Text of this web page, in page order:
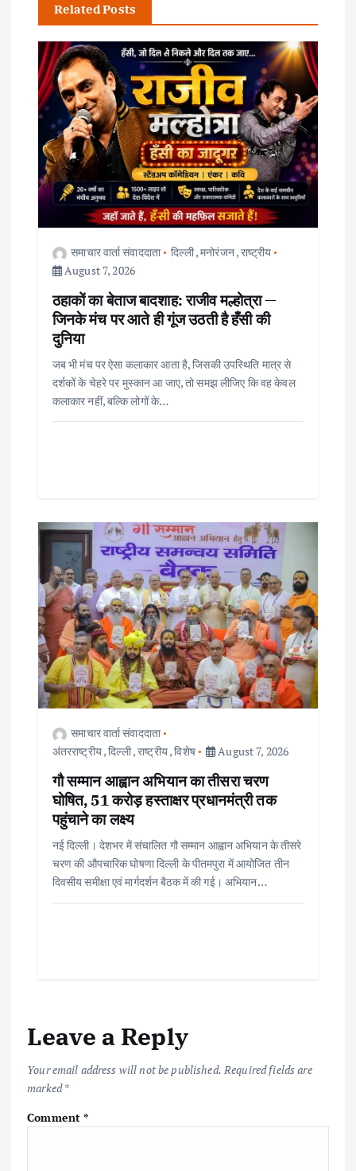
v
g
a
t
Related Posts
समाचार वार्ता संवाददाता दिल्ली,मनोरंजन,राष्ट्रीय
August 7, 2026
ठहाकों का बेताज बादशाह: राजीव मल्होत्रा —
जिनके मंच पर आते ही गूंज उठती है हँसी की
दुनिया
जब भी मंच पर ऐसा कलाकार आता है, जिसकी उपस्थिति मात्र से
दर्शकों के चेहरे पर मुस्कान आ जाए, तो समझ लीजिए कि वह केवल
कलाकार नहीं, बल्कि लोगों के…
समाचार वार्ता संवाददाता
अंतरराष्ट्रीय,दिल्ली,राष्ट्रीय,विशेष August 7, 2026
गौ सम्मान आह्वान अभियान का तीसरा चरण
घोषित, 51 करोड़ हस्ताक्षर प्रधानमंत्री तक
पहुंचाने का लक्ष्य
नई दिल्ली। देशभर में संचालित गौ सम्मान आह्वान अभियान के तीसरे
चरण की औपचारिक घोषणा दिल्ली के पीतमपुरा में आयोजित तीन
दिवसीय समीक्षा एवं मार्गदर्शन बैठक में की गई। अभियान…
Leave a Reply
Your email address will not be published. Required fields are
marked*
Comment*